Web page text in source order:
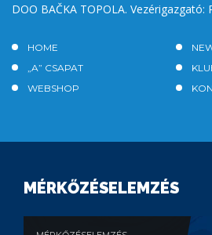
DOO BAČKA TOPOLA. Vezérigazgató:
HOME
„A” CSAPAT
WEBSHOP
MÉRKŐZÉSELEMZÉS